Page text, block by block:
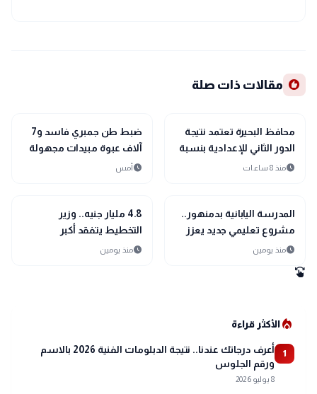
recommend مقالات ذات صلة
location_city
بحراوي
محافظ البحيرة تعتمد نتيجة
الدور الثاني للإعدادية بنسبة
نجاح 100%
scheduleمنذ 8 ساعات
location_city
بحراوي
ضبط طن جمبري فاسد و7
آلاف عبوة مبيدات مجهولة
المصدر بالبحيرة
scheduleأمس
location_city
بحراوي
المدرسة اليابانية بدمنهور..
مشروع تعليمي جديد يعزز
مستقبل التعليم في البحيرة
scheduleمنذ يومين
location_city
بحراوي4.8 مليار جنيه.. وزير
التخطيط يتفقد أكبر
المشروعات الصحية
scheduleمنذ يومين
swipe
local_fire_departmentالأكثر قراءة
1
أعرف درجاتك عندنا.. نتيجة الدبلومات الفنية 2026 بالاسم
ورقم الجلوس
8 يوليو 2026